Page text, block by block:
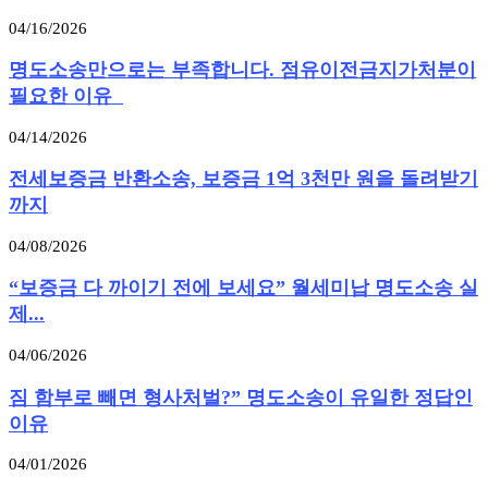
04/16/2026
명도소송만으로는 부족합니다. 점유이전금지가처분이
필요한 이유
04/14/2026
전세보증금 반환소송, 보증금 1억 3천만 원을 돌려받기
까지
04/08/2026
“보증금 다 까이기 전에 보세요” 월세미납 명도소송 실
제...
04/06/2026
짐 함부로 빼면 형사처벌?” 명도소송이 유일한 정답인
이유
04/01/2026